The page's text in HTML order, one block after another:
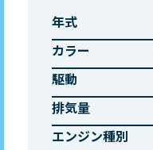
年式
カラー
駆動
排気量
エンジン種別